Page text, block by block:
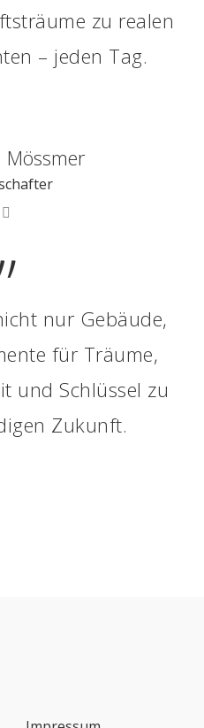
zu realen
– jeden Tag.
Mössmer
nur Gebäude,
für Träume,
und Schlüssel zu
Zukunft.